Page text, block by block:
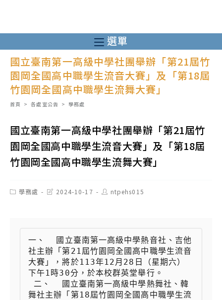
至
主
容
選單
國立臺南第一高級中學社團舉辦「第21屆竹
園岡全國高中職學生流音大賽」及「第18屆
竹園岡全國高中職學生流舞大賽」
首頁 > 各處室公告 > 學務處
國立臺南第一高級中學社團舉辦「第21屆竹
園岡全國高中職學生流音大賽」及「第18屆
竹園岡全國高中職學生流舞大賽」
Post學務處
Post2024-10-17
Post
author:
ntpehs015
一、  國立臺南第一高級中學熱音社、吉他
社主辦「第21屆竹園岡全國高中職學生流音
大賽」，將於113年12月28日（星期六）
下午1時30分，於本校群英堂舉行。
舞社主辦「第18屆竹園岡全國高中職學生流